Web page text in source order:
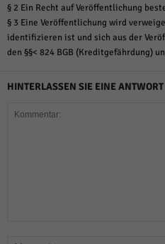
§ 2 Ein Recht auf Veröffentlichung
§ 3 Eine Veröffentlichung wird
identifizieren ist und sich aus der
den §§< 824 BGB (Kreditgefährdung)
HINTERLASSEN SIE EINE ANTWORT